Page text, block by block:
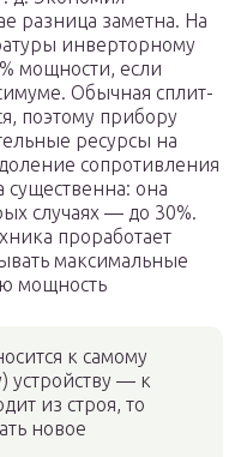
разница заметна. На
инверторному
мощности, если
Обычная сплит-
поэтому прибору
ресурсы на
сопротивления
существенна: она
случаях — до 30%.
проработает
максимальные
мощность
к самому
устройству — к
из строя, то
новое